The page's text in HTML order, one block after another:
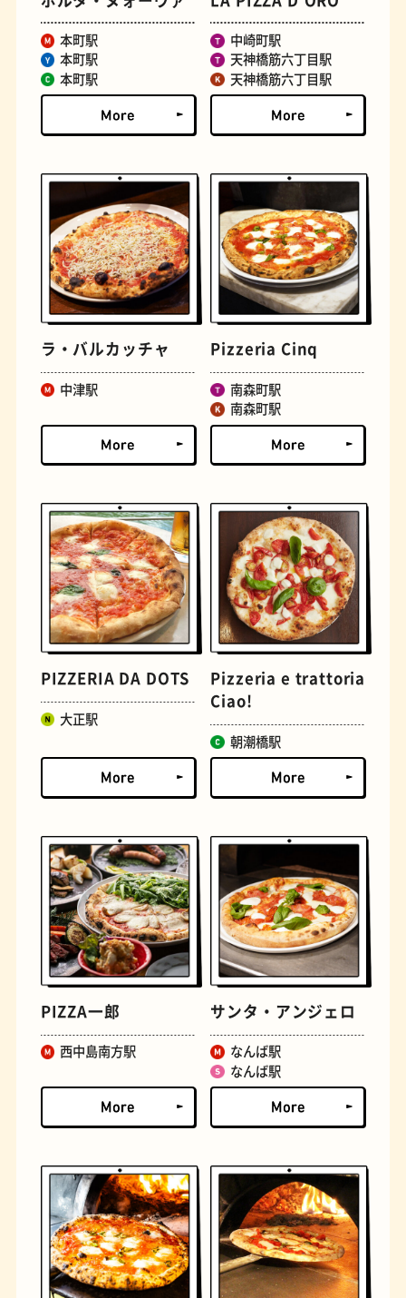
古着 お好み焼き
握り寿司 花屋
定食 おいもスイーツ
文学碑 ジェラート
ジューススタンド たまごサンド
本町駅
本町駅
本町駅
中崎町駅
天神橋筋六丁目駅
天神橋筋六丁目駅
ラ・バルカッチャ
中津駅
Pizzeria Cinq
南森町駅
南森町駅
PIZZERIA DA DOTS
大正駅
Pizzeria e trattoria
Ciao!
朝潮橋駅
PIZZA一郎
西中島南方駅
サンタ・アンジェロ
なんば駅
なんば駅